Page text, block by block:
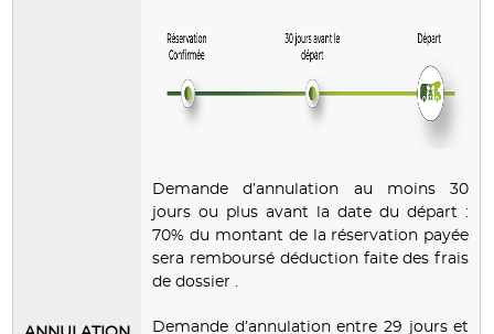
Demande d’annulation au moins 30
jours ou plus avant la date du départ :
70% du montant de la réservation payée
sera remboursé déduction faite des frais
de dossier .
Demande d’annulation entre 29 jours et